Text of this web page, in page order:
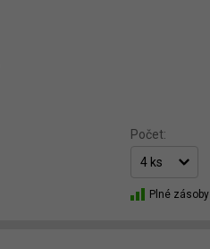
Počet:
Plné zásoby